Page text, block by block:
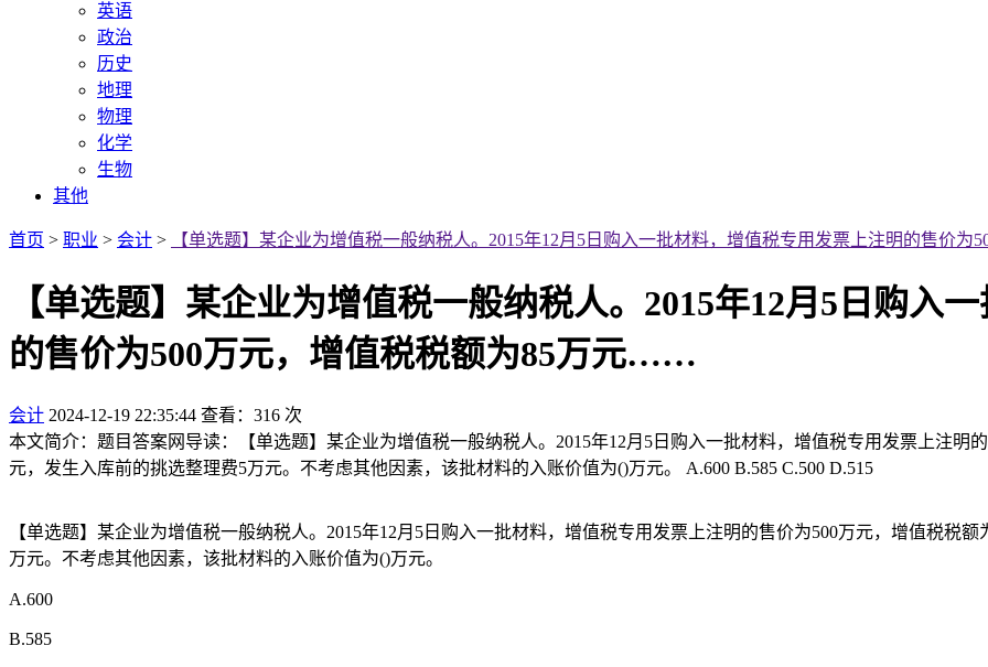
英语
政治
历史
地理
物理
化学
生物
其他
首页 > 职业 > 会计 > 【单选题】某企业为增值税一般纳税人。2015年12月5日购入一批材料，增值税专用发票上注明的售价
【单选题】某企业为增值税一般纳税人。2015年12月5日购入
的售价为500万元，增值税税额为85万元……
会计 2024-12-19 22:35:44 查看：316 次
本文简介：题目答案网导读：【单选题】某企业为增值税一般纳税人。2015年12月5日购入一批材料，增值税专用发票上注明
元，发生入库前的挑选整理费5万元。不考虑其他因素，该批材料的入账价值为()万元。 A.600 B.585 C.500 D.515
【单选题】某企业为增值税一般纳税人。2015年12月5日购入一批材料，增值税专用发票上注明的售价为500万元，增值税税
万元。不考虑其他因素，该批材料的入账价值为()万元。
A.600
B.585